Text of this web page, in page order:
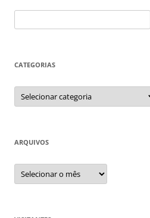
por:
CATEGORIAS
Categorias
ARQUIVOS
Arquivos